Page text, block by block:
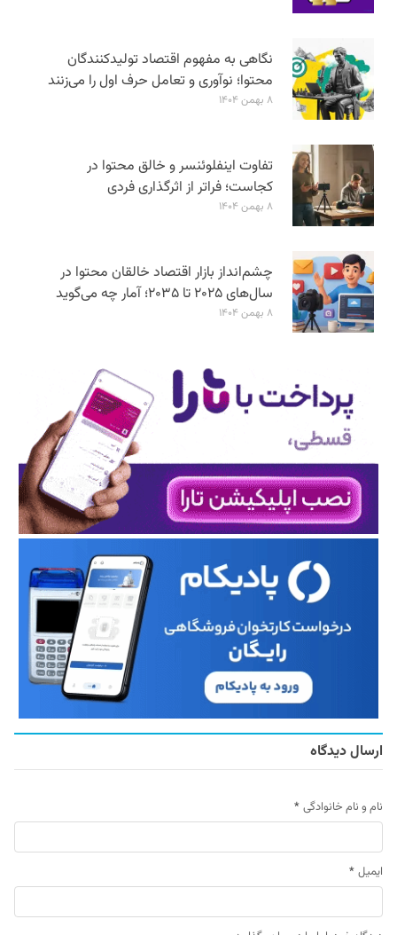
نگاهی به مفهوم اقتصاد تولیدکنندگان
محتوا؛ نوآوری و تعامل حرف اول را می‌زنند
۸ بهمن ۱۴۰۴
تفاوت اینفلوئنسر و خالق محتوا در
کجاست؛ فراتر از اثرگذاری فردی
۸ بهمن ۱۴۰۴
چشم‌انداز بازار اقتصاد خالقان محتوا در
سال‌های ۲۰۲۵ تا ۲۰۳۵؛ آمار چه می‌گوید
۸ بهمن ۱۴۰۴
ارسال دیدگاه
نام و نام خانوادگی *
ایمیل *